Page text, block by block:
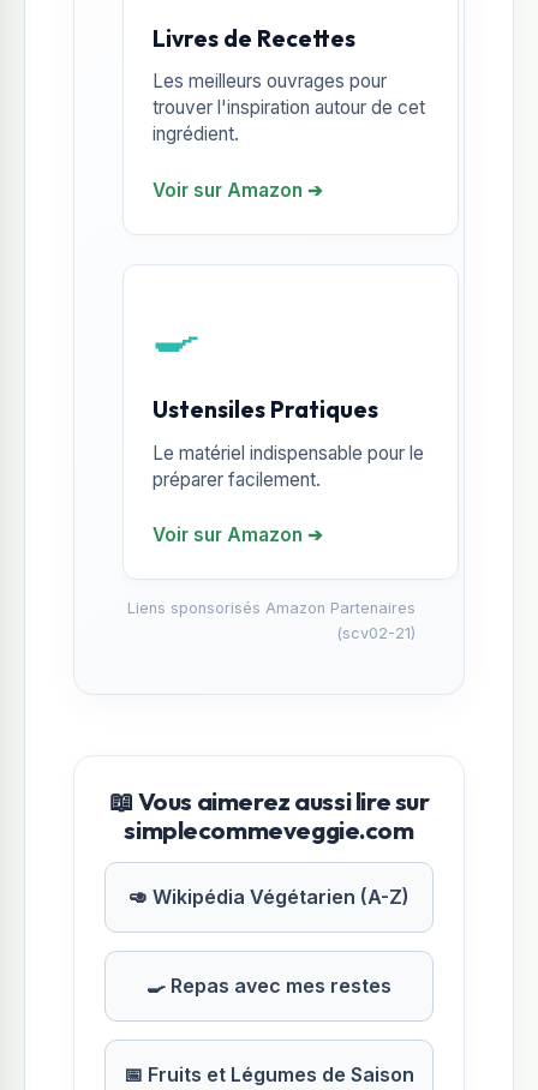
Livres de Recettes
Les meilleurs ouvrages pour
trouver l'inspiration autour de cet
ingrédient.
Voir sur Amazon ➔
🍳
Ustensiles Pratiques
Le matériel indispensable pour le
préparer facilement.
Voir sur Amazon ➔
Liens sponsorisés Amazon Partenaires
(scv02-21)
📖 Vous aimerez aussi lire sur
simplecommeveggie.com
🥑 Wikipédia Végétarien (A-Z)
🍳 Repas avec mes restes
📅 Fruits et Légumes de Saison